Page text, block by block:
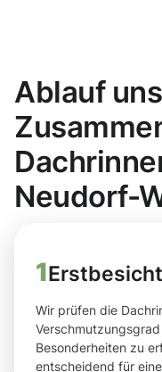
Ablauf
Neudorf-
1
Wir prüfen die
Besonderheiten zu
entscheidend für